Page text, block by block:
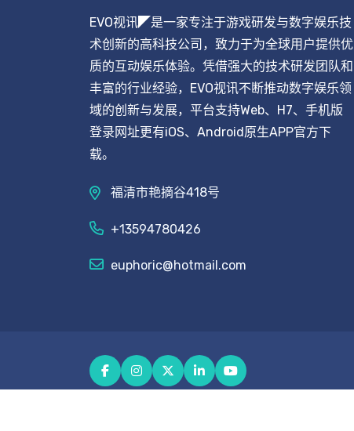
EVO视讯◤是一家专注于游戏研发与数字娱乐技
术创新的高科技公司，致力于为全球用户提供优
质的互动娱乐体验。凭借强大的技术研发团队和
丰富的行业经验，EVO视讯不断推动数字娱乐领
域的创新与发展，平台支持Web、H7、手机版
登录网址更有iOS、Android原生APP官方下
载。
福清市艳摘谷418号
+13594780426
euphoric@hotmail.com